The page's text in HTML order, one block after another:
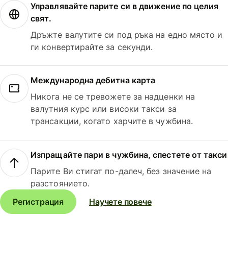
Управлявайте парите си в движение по целия
свят.
Дръжте валутите си под ръка на едно място и
ги конвертирайте за секунди.
Международна дебитна карта
Никога не се тревожете за надценки на
валутния курс или високи такси за
трансакции, когато харчите в чужбина.
Изпращайте пари в чужбина, спестете от такси
Парите Ви стигат по-далеч, без значение на
разстоянието.
Регистрация
Научете повече